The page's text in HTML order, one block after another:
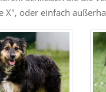
X", oder einfach